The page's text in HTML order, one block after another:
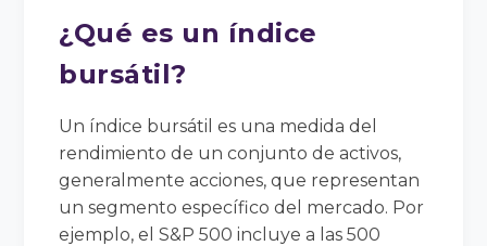
¿Qué es un índice
bursátil?
Un índice bursátil es una medida del
rendimiento de un conjunto de activos,
generalmente acciones, que representan
un segmento específico del mercado. Por
ejemplo, el S&P 500 incluye a las 500